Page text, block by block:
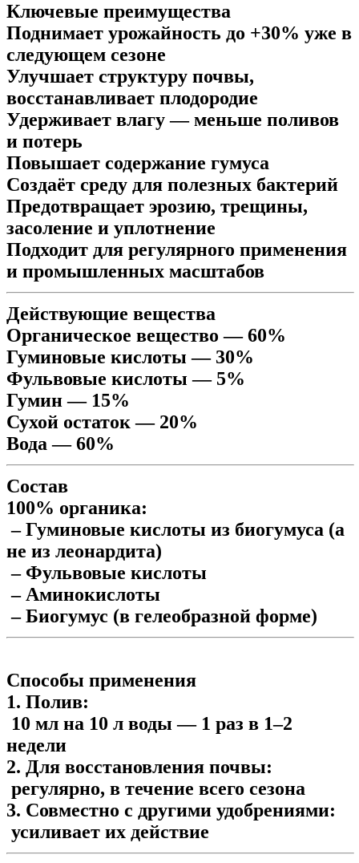
Ключевые преимущества
Поднимает урожайность до +30% уже в
следующем сезоне
Улучшает структуру почвы,
восстанавливает плодородие
Удерживает влагу — меньше поливов
и потерь
Повышает содержание гумуса
Создаёт среду для полезных бактерий
Предотвращает эрозию, трещины,
засоление и уплотнение
Подходит для регулярного применения
и промышленных масштабов
Действующие вещества
Органическое вещество — 60%
Гуминовые кислоты — 30%
Фульвовые кислоты — 5%
Гумин — 15%
Сухой остаток — 20%
Вода — 60%
Состав
100% органика:
– Гуминовые кислоты из биогумуса (а
не из леонардита)
– Фульвовые кислоты
– Аминокислоты
– Биогумус (в гелеобразной форме)
Способы применения
1. Полив:
10 мл на 10 л воды — 1 раз в 1–2
недели
2. Для восстановления почвы:
регулярно, в течение всего сезона
3. Совместно с другими удобрениями:
усиливает их действие